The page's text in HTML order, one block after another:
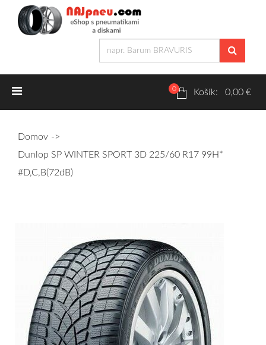
Letné pneumatiky
Dodávkové + malé úžitkové
Osobné/crossover + malé úžitkové
SUV/crossover + OFFRoad-ové
Dodávkové + malé úžitkové
Celoročné pneumatiky
0 Košík: 0,00 €
Domov
Dunlop SP WINTER SPORT 3D 225/60 R17 99H*
#D,C,B(72dB)